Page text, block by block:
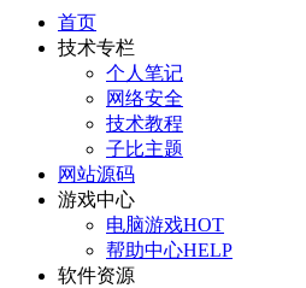
首页
技术专栏
个人笔记
网络安全
技术教程
子比主题
网站源码
游戏中心
电脑游戏HOT
帮助中心HELP
软件资源